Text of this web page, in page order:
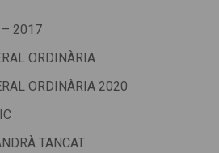
2017
ORDINÀRIA
ORDINÀRIA 2020
TANCAT